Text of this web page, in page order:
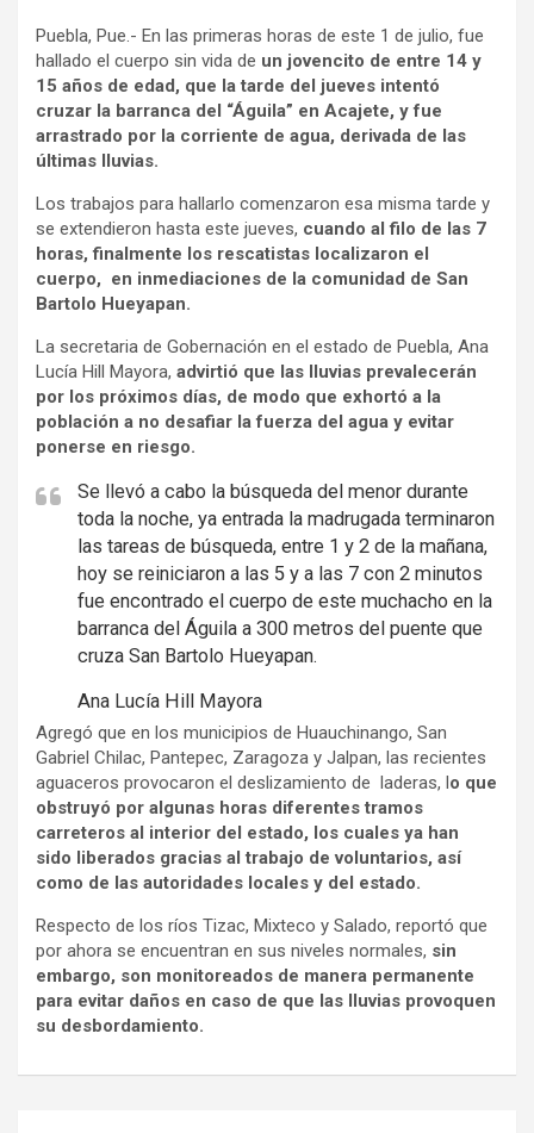
Puebla, Pue.- En las primeras horas de este 1 de julio, fue
hallado el cuerpo sin vida de un jovencito de entre 14 y
15 años de edad, que la tarde del jueves intentó
cruzar la barranca del “Águila” en Acajete, y fue
arrastrado por la corriente de agua, derivada de las
últimas lluvias.
Los trabajos para hallarlo comenzaron esa misma tarde y
se extendieron hasta este jueves, cuando al filo de las 7
horas, finalmente los rescatistas localizaron el
cuerpo, en inmediaciones de la comunidad de San
Bartolo Hueyapan.
La secretaria de Gobernación en el estado de Puebla, Ana
Lucía Hill Mayora, advirtió que las lluvias prevalecerán
por los próximos días, de modo que exhortó a la
población a no desafiar la fuerza del agua y evitar
ponerse en riesgo.
Se llevó a cabo la búsqueda del menor durante
toda la noche, ya entrada la madrugada terminaron
las tareas de búsqueda, entre 1 y 2 de la mañana,
hoy se reiniciaron a las 5 y a las 7 con 2 minutos
fue encontrado el cuerpo de este muchacho en la
barranca del Águila a 300 metros del puente que
cruza San Bartolo Hueyapan.
Ana Lucía Hill Mayora
Agregó que en los municipios de Huauchinango, San
Gabriel Chilac, Pantepec, Zaragoza y Jalpan, las recientes
aguaceros provocaron el deslizamiento de laderas, lo que
obstruyó por algunas horas diferentes tramos
carreteros al interior del estado, los cuales ya han
sido liberados gracias al trabajo de voluntarios, así
como de las autoridades locales y del estado.
Respecto de los ríos Tizac, Mixteco y Salado, reportó que
por ahora se encuentran en sus niveles normales, sin
embargo, son monitoreados de manera permanente
para evitar daños en caso de que las lluvias provoquen
su desbordamiento.